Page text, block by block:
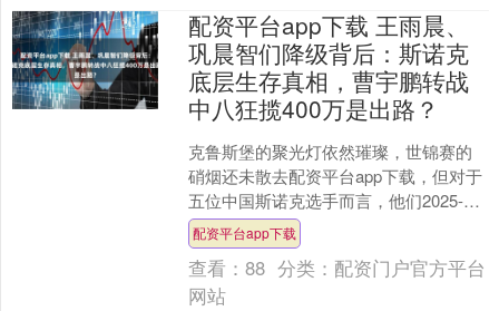
配资平台app下载 王雨晨、
巩晨智们降级背后：斯诺克
底层生存真相，曹宇鹏转战
中八狂揽400万是出路？
克鲁斯堡的聚光灯依然璀璨，世锦赛的
硝烟还未散去配资平台app下载，但对于
五位中国斯诺克选手而言，他们2025-
2026赛季的征程已经提前结束了。当曹
宇鹏在中式八....
配资平台app下载
查看：88 分类： 配资门户官方平台
网站